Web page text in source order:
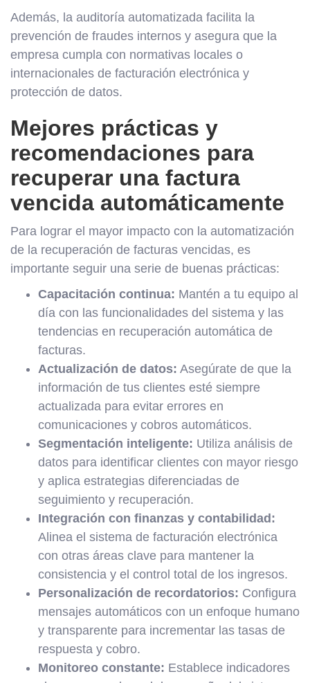
Además, la auditoría automatizada facilita la
prevención de fraudes internos y asegura que la
empresa cumpla con normativas locales o
internacionales de facturación electrónica y
protección de datos.
Mejores prácticas y
recomendaciones para
recuperar una factura
vencida automáticamente
Para lograr el mayor impacto con la automatización
de la recuperación de facturas vencidas, es
importante seguir una serie de buenas prácticas:
Capacitación continua: Mantén a tu equipo al
día con las funcionalidades del sistema y las
tendencias en recuperación automática de
facturas.
Actualización de datos: Asegúrate de que la
información de tus clientes esté siempre
actualizada para evitar errores en
comunicaciones y cobros automáticos.
Segmentación inteligente: Utiliza análisis de
datos para identificar clientes con mayor riesgo
y aplica estrategias diferenciadas de
seguimiento y recuperación.
Integración con finanzas y contabilidad:
Alinea el sistema de facturación electrónica
con otras áreas clave para mantener la
consistencia y el control total de los ingresos.
Personalización de recordatorios: Configura
mensajes automáticos con un enfoque humano
y transparente para incrementar las tasas de
respuesta y cobro.
Monitoreo constante: Establece indicadores